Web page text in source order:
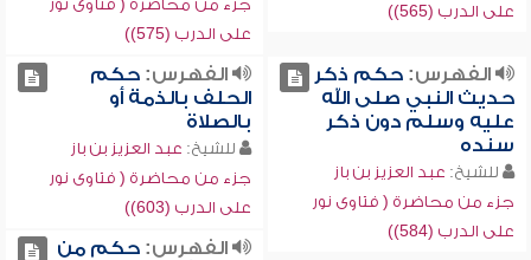
على الدرب (565))
جزء من محاضرة ( فتاوى نور
على الدرب (575))
الفهرس:حكم ذكر
حديث النبي صلى الله
عليه وسلم دون ذكر
سنده
للشيخ: عبد العزيز بن باز
جزء من محاضرة ( فتاوى نور
على الدرب (584))
الفهرس:حكم
الحلف بالذمة أو
بالصلاة
للشيخ: عبد العزيز بن باز
جزء من محاضرة ( فتاوى نور
على الدرب (603))
الفهرس:حكم من